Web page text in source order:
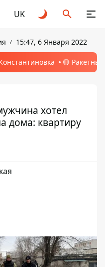
UK
15:47, 6 Января 2022
🔴
хотел
дома: квартиру